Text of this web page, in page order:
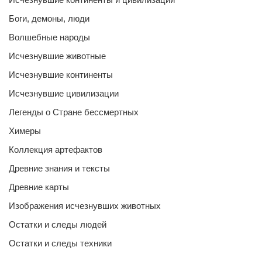
Боги, демоны, люди
Волшебные народы
Исчезнувшие животные
Исчезнувшие континенты
Исчезнувшие цивилизации
Легенды о Стране бессмертных
Химеры
Коллекция артефактов
Древние знания и тексты
Древние карты
Изображения исчезнувших животных
Остатки и следы людей
Остатки и следы техники